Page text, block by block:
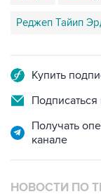
Подписаться
Получать
НОВОСТИ ПО
10 июля 2020 года